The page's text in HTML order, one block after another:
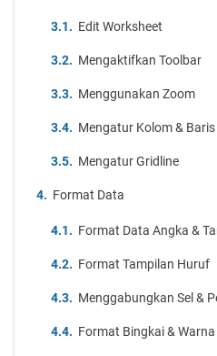
Edit Worksheet
Mengaktifkan Toolbar
Menggunakan Zoom
Mengatur Kolom & Baris
Mengatur Gridline
Format Data
Format Data Angka &
Format Tampilan Huruf
Menggabungkan Sel &
Format Bingkai &